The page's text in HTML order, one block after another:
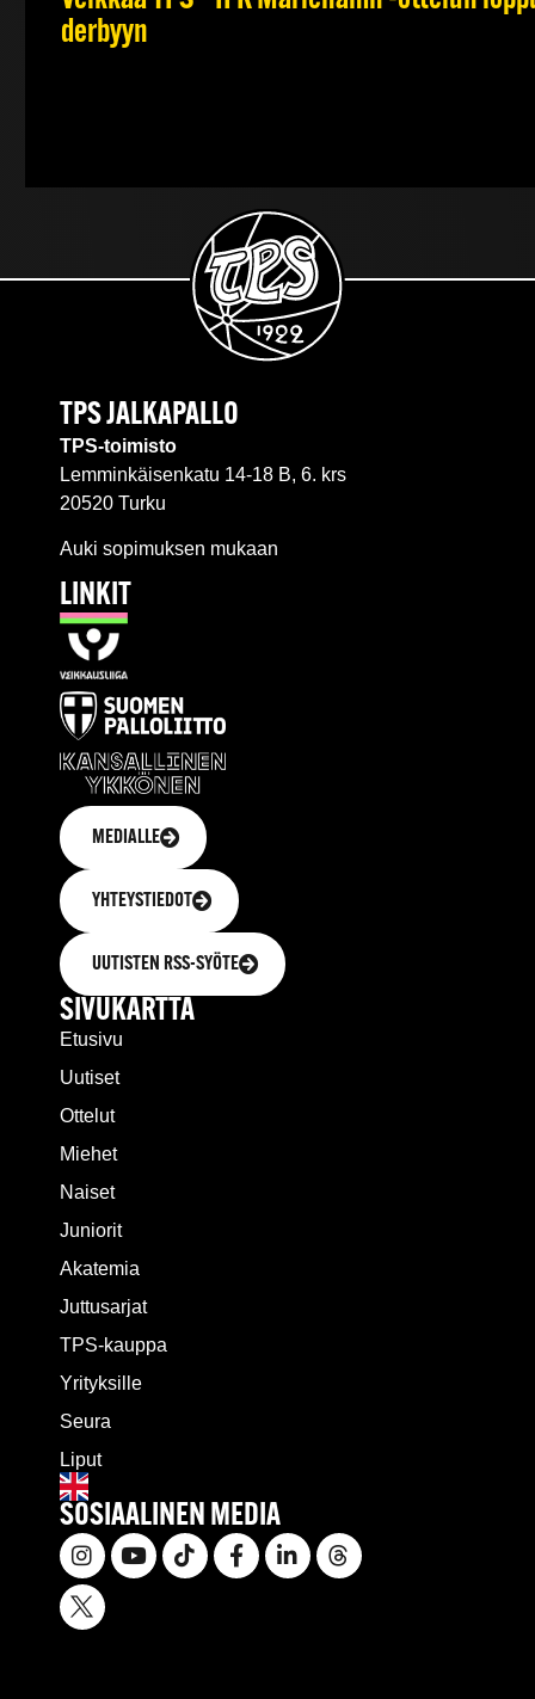
derbyyn
TPS JALKAPALLO
TPS-toimisto
Lemminkäisenkatu 14-18 B, 6. krs
20520 Turku
Auki sopimuksen mukaan
LINKIT
MEDIALLE
YHTEYSTIEDOT
UUTISTEN RSS-SYÖTE
SIVUKARTTA
Etusivu
Uutiset
Ottelut
Miehet
Naiset
Juniorit
Akatemia
Juttusarjat
TPS-kauppa
Yrityksille
Seura
Liput
SOSIAALINEN MEDIA